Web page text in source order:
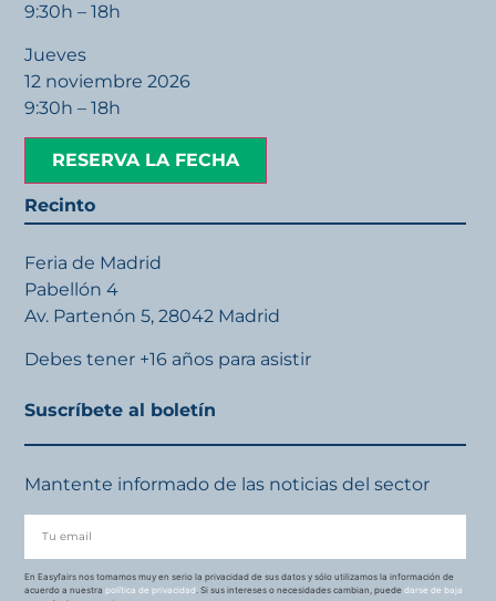
9:30h – 18h
Jueves
12 noviembre 2026
9:30h – 18h
RESERVA LA FECHA
Recinto
Feria de Madrid
Pabellón 4
Av. Partenón 5, 28042 Madrid
Debes tener +16 años para asistir
Suscríbete al boletín
Mantente informado de las noticias del sector
En Easyfairs nos tomamos muy en serio la privacidad de sus datos y sólo utilizamos la información de
acuerdo a nuestrapolítica de privacidad . Si sus intereses o necesidades cambian, puededarse de baja